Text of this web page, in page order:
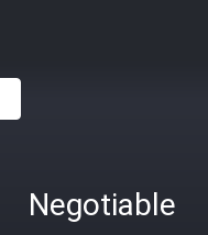
Negotiable